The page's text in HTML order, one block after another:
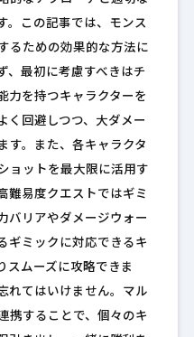
。この記事では、モンス
るための効果的な方法に
、最初に考慮すべきはチ
力を持つキャラクターを
く回避しつつ、大ダメー
す。また、各キャラクタ
ョットを最大限に活用す
難易度クエストではギミ
バリアやダメージウォー
ギミックに対応できるキ
スムーズに攻略できま
れてはいけません。マル
携することで、個々のキ